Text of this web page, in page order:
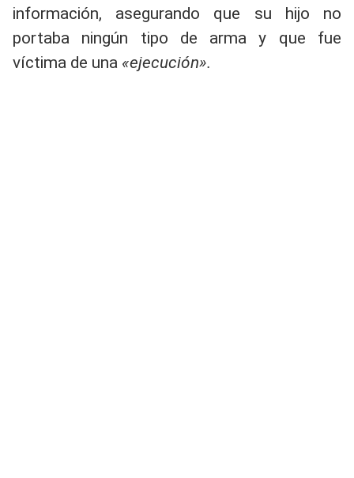
información, asegurando que su hijo no
portaba ningún tipo de arma y que fue
víctima de una «ejecución».